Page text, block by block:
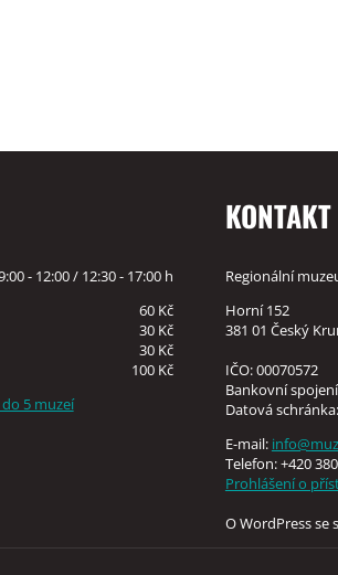
- 12:00 / 12:30 - 17:00 h
60 Kč
30 Kč
30 Kč
100 Kč
5 muzeí
KONTAKT
Regionální
Horní 152
381 01 Český
IČO: 00070572
Bankovní
Datová
E-mail:
Telefon: +420
Prohlášení o
O WordPress se